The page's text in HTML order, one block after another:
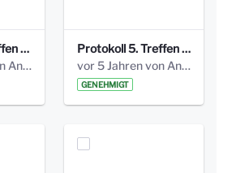
Protokoll 6 Treffen 20150205 AG Bismarckplatz.pdf
vor 5 Jahren von Anni Schlumberger
Protokoll 5. Treffen 20141208 AG Bismarkplatz.pdf
vor 5 Jahren von Anni Schlumberger
GENEHMIGT